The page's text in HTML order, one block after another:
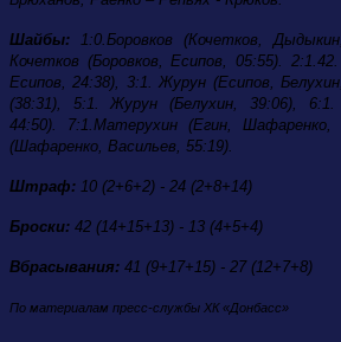
Шайбы: 1:0.Боровков (Кочетков,
Кочетков (Боровков, Есипов, 05:55).
Есипов, 24:38), 3:1. Журун (Есипов,
(38:31), 5:1. Журун (Белухин, 39:06), 6:1.
44:50). 7:1.Матерухин (Егин,
(Шафаренко, Васильев, 55:19).
Штраф: 10 (2+6+2) - 24 (2+8+14)
Броски: 42 (14+15+13) - 13 (4+5+4)
Вбрасывания: 41 (9+17+15) - 27 (12+7+8)
По материалам пресс-службы ХК «Донбасс»